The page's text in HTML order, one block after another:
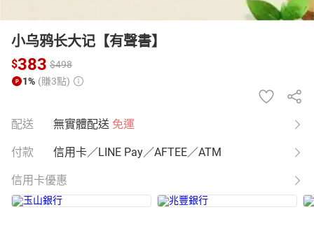
小乌鸦长大记【有聲書】
$383 $498
1% (賺3點)
配送 無實體配送 免運
付款 信用卡／LINE Pay／AFTEE／ATM
信用卡優惠